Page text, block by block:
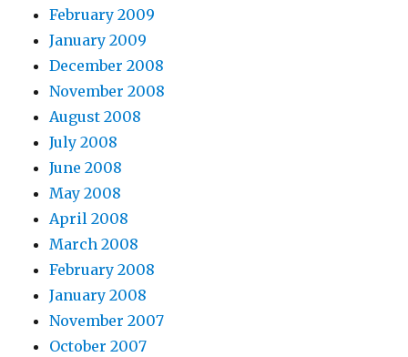
February 2009
January 2009
December 2008
November 2008
August 2008
July 2008
June 2008
May 2008
April 2008
March 2008
February 2008
January 2008
November 2007
October 2007